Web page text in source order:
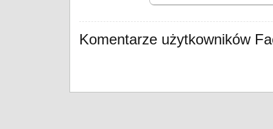
Komentarze użytkowników